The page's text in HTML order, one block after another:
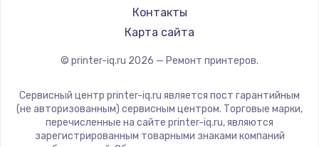
Контакты
Карта сайта
© printer-iq.ru 2026 — Ремонт принтеров.
Сервисный центр printer-iq.ru является пост гарантийным
(не авторизованным) сервисным центром. Торговые марки,
перечисленные на сайте printer-iq.ru, являются
зарегистрированным товарными знаками компаний